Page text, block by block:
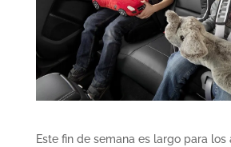
Este fin de semana es largo para los